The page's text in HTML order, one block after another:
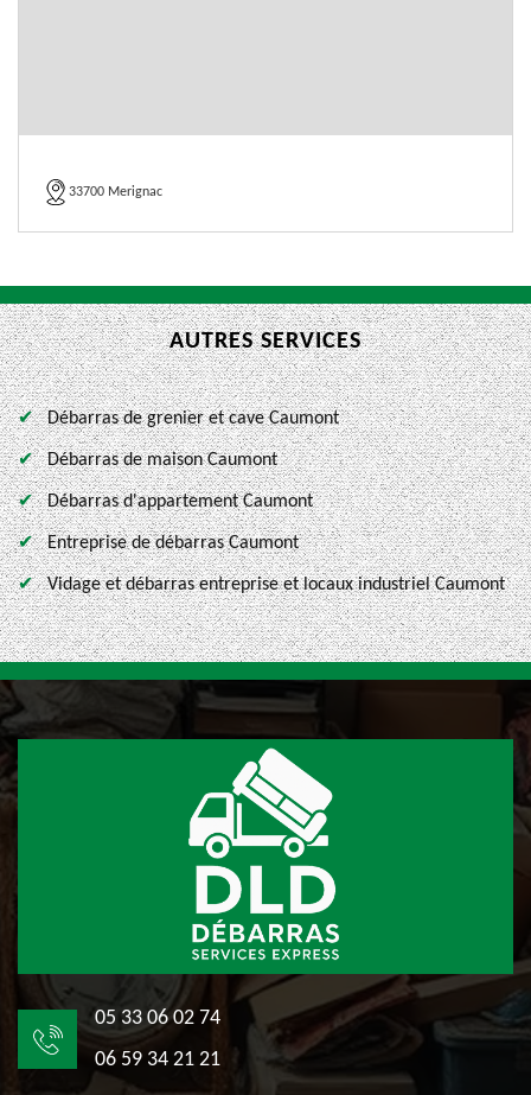
33700 Merignac
AUTRES SERVICES
Débarras de grenier et cave Caumont
Débarras de maison Caumont
Débarras d'appartement Caumont
Entreprise de débarras Caumont
Vidage et débarras entreprise et locaux industriel Caumont
05 33 06 02 74
06 59 34 21 21